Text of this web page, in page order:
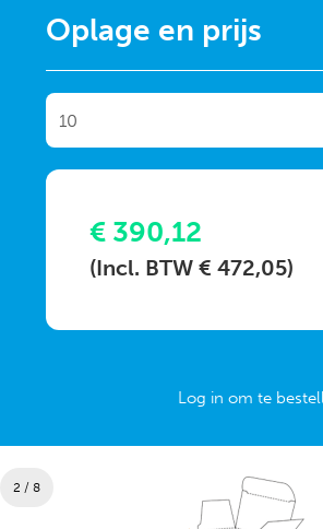
2 / 8
Oplage en prijs
€ 390,12
(Incl. BTW € 472,05)
Log in om te